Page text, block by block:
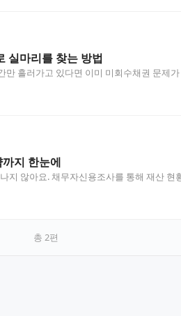
실마리를 찾는 방법
흘러가고 있다면 이미 미회수채권 문제
지 한눈에
지 않아요. 채무자신용조사를 통해 재산
총 2편